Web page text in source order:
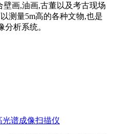
壁画,油画,古董以及考古现场
测量5m高的各种文物,也是
分析系统。
光谱成像扫描仪